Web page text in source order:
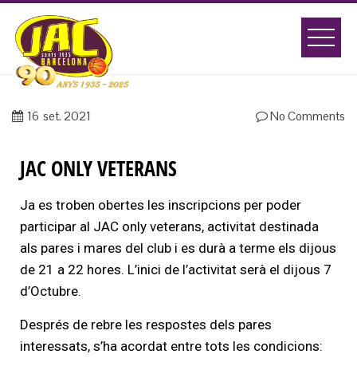
16 set. 2021 No Comments
JAC ONLY VETERANS
Ja es troben obertes les inscripcions per poder
participar al JAC only veterans, activitat destinada
als pares i mares del club i es durà a terme els dijous
de 21 a 22 hores. L’inici de l’activitat serà el dijous 7
d’Octubre.
Després de rebre les respostes dels pares
interessats, s’ha acordat entre tots les condicions: